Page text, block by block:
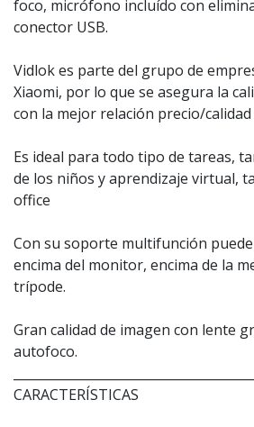
foco, micrófono incluído con
conector USB.
Vidlok es parte del grupo de
Xiaomi, por lo que se asegura la
con la mejor relación precio/calidad
Es ideal para todo tipo de tareas,
de los niños y aprendizaje virtual,
office
Con su soporte multifunción
encima del monitor, encima de la
trípode.
Gran calidad de imagen con lente
autofoco.
CARACTERÍSTICAS